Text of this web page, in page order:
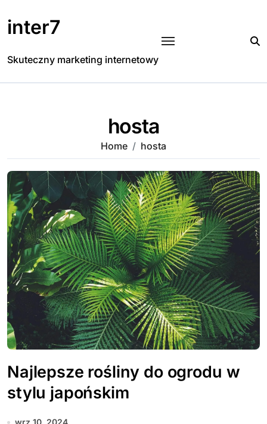
to
content
inter7
Skuteczny marketing internetowy
hosta
Home hosta
Najlepsze rośliny do ogrodu w
stylu japońskim
wrz 10, 2024